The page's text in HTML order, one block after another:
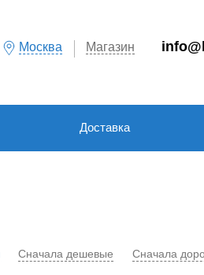
Москва Магазин
Доставка
Сначала дешевые Сначала